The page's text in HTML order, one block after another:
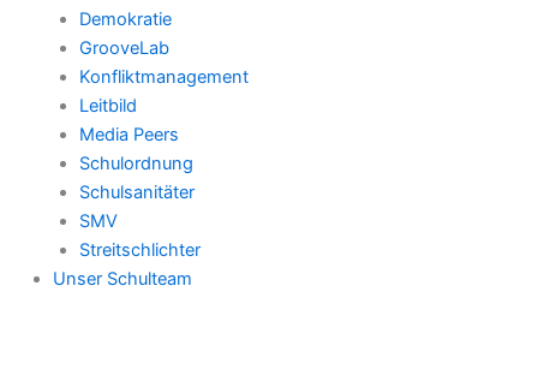
Demokratie
GrooveLab
Konfliktmanagement
Leitbild
Media Peers
Schulordnung
Schulsanitäter
SMV
Streitschlichter
Unser Schulteam